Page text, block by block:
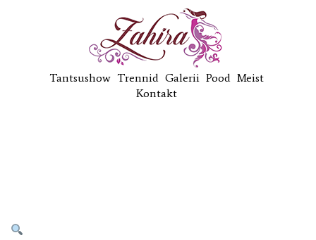
Tantsushow Trennid Galerii Pood Meist
Kontakt